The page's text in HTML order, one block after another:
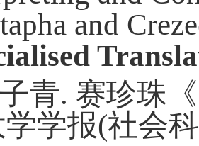
and
青. 赛珍珠
学报(社会